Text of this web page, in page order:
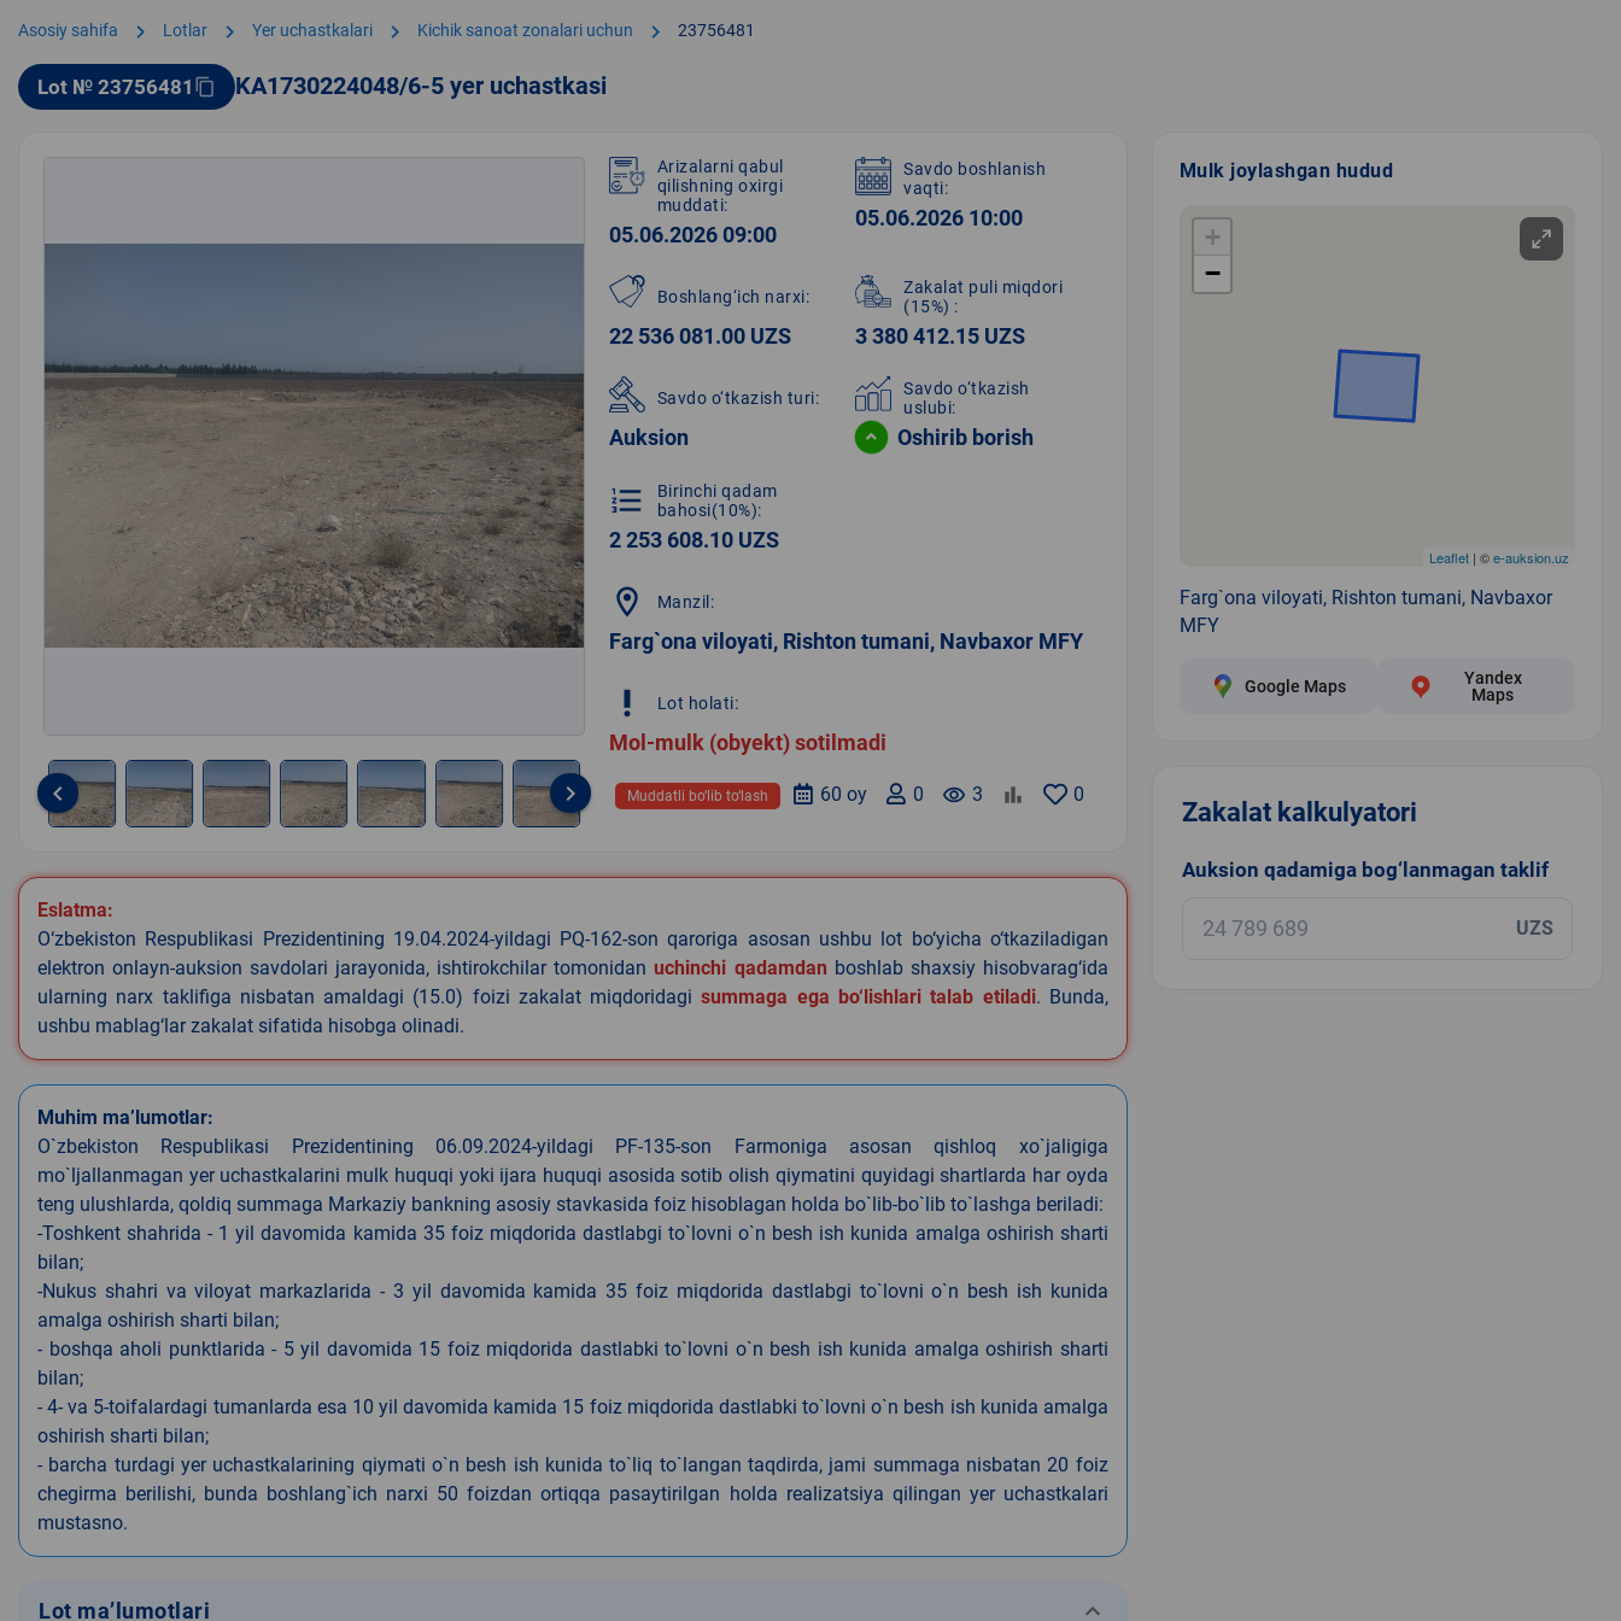
Asosiy sahifa chevron_right Lotlar chevron_right Yer uchastkalari chevron_right Kichik sanoat zonalari uchun chevron_right 23756481
Lot № 23756481 content_copy KA1730224048/6-5 yer uchastkasi
7
keyboard_arrow_left keyboard_arrow_right
Arizalarni qabul
qilishning oxirgi
muddati:
05.06.2026 09:00
Savdo boshlanish
vaqti:
05.06.2026 10:00
Boshlang‘ich narxi:
22 536 081.00 UZS
Zakalat puli miqdori
(15%) :
3 380 412.15 UZS
Savdo o‘tkazish turi:
Auksion
Savdo o‘tkazish
uslubi:
Oshirib borish
format_list_numbered
Birinchi qadam
bahosi(10%):
2 253 608.10 UZS
location_on Manzil:
Farg`ona viloyati, Rishton tumani, Navbaxor MFY
priority_high Lot holati:
Mol-mulk (obyekt) sotilmadi
0
remove_red_eye 3
0
60 oy
Muddatli bo‘lib to‘lash
Eslatma:
O‘zbekiston Respublikasi Prezidentining 19.04.2024-yildagi PQ-162-son qaroriga asosan ushbu lot bo‘yicha o‘tkaziladigan
elektron onlayn-auksion savdolari jarayonida, ishtirokchilar tomonidanuchinchi qadamdan boshlab shaxsiy hisobvarag‘ida
ularning narx taklifiga nisbatan amaldagi (15.0) foizi zakalat miqdoridagisummaga ega bo‘lishlari talab etiladi. Bunda,
ushbu mablag‘lar zakalat sifatida hisobga olinadi.
Muhim ma’lumotlar:
O`zbekiston Respublikasi Prezidentining 06.09.2024-yildagi PF-135-son Farmoniga asosan qishloq xo`jaligiga
mo`ljallanmagan yer uchastkalarini mulk huquqi yoki ijara huquqi asosida sotib olish qiymatini quyidagi shartlarda har oyda
teng ulushlarda, qoldiq summaga Markaziy bankning asosiy stavkasida foiz hisoblagan holda bo`lib-bo`lib to`lashga beriladi:
-Toshkent shahrida - 1 yil davomida kamida 35 foiz miqdorida dastlabgi to`lovni o`n besh ish kunida amalga oshirish sharti
bilan;
-Nukus shahri va viloyat markazlarida - 3 yil davomida kamida 35 foiz miqdorida dastlabgi to`lovni o`n besh ish kunida
amalga oshirish sharti bilan;
- boshqa aholi punktlarida - 5 yil davomida 15 foiz miqdorida dastlabki to`lovni o`n besh ish kunida amalga oshirish sharti
bilan;
- 4- va 5-toifalardagi tumanlarda esa 10 yil davomida kamida 15 foiz miqdorida dastlabki to`lovni o`n besh ish kunida amalga
oshirish sharti bilan;
- barcha turdagi yer uchastkalarining qiymati o`n besh ish kunida to`liq to`langan taqdirda, jami summaga nisbatan 20 foiz
chegirma berilishi, bunda boshlang`ich narxi 50 foizdan ortiqqa pasaytirilgan holda realizatsiya qilingan yer uchastkalari
mustasno.
Lot ma’lumotlari keyboard_arrow_down
Mulk joylashgan hudud
+
−
Leaflet| ©e-auksion.uz
Farg`ona viloyati, Rishton tumani, Navbaxor
MFY
Google Maps
Yandex
Maps
Zakalat kalkulyatori
Auksion qadamiga bog‘lanmagan taklif
UZS